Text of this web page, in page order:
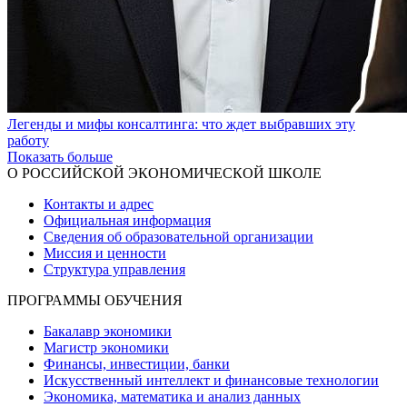
Легенды и мифы консалтинга: что ждет выбравших эту
работу
Показать больше
О РОССИЙСКОЙ ЭКОНОМИЧЕСКОЙ ШКОЛЕ
Контакты и адрес
Официальная информация
Сведения об образовательной организации
Миссия и ценности
Структура управления
ПРОГРАММЫ ОБУЧЕНИЯ
Бакалавр экономики
Магистр экономики
Финансы, инвестиции, банки
Искусственный интеллект и финансовые технологии
Экономика, математика и анализ данных